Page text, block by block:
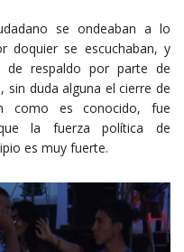
se ondeaban a lo
doquier se escuchaban, y
de respaldo por parte de
duda alguna el cierre de
como es conocido, fue
la fuerza política de
es muy fuerte.